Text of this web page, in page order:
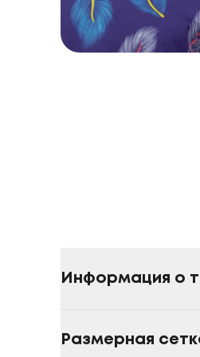
Информация о
Размерная